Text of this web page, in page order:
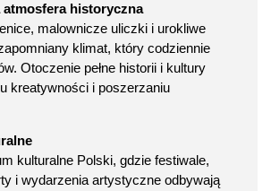
atmosfera historyczna
malownicze uliczki i urokliwe
klimat, który codziennie
Otoczenie pełne historii i kultury
kreatywności i poszerzaniu
kulturalne Polski, gdzie festiwale,
i wydarzenia artystyczne odbywają